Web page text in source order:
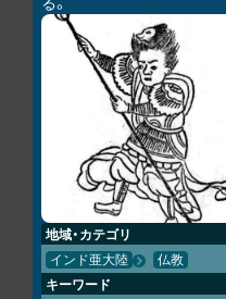
地域・カテゴリ
インド亜大陸 仏教
キーワード